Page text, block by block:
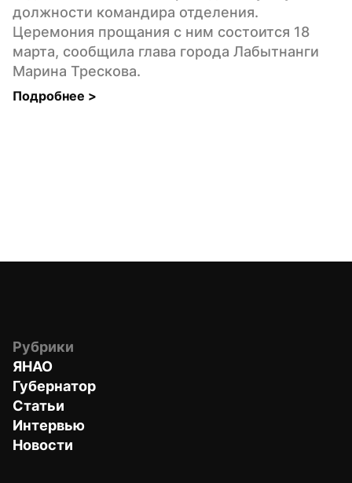
должности командира отделения.
Церемония прощания с ним состоится 18
марта, сообщила глава города Лабытнанги
Марина Трескова.
Подробнее >
Рубрики
ЯНАО
Губернатор
Статьи
Интервью
Новости